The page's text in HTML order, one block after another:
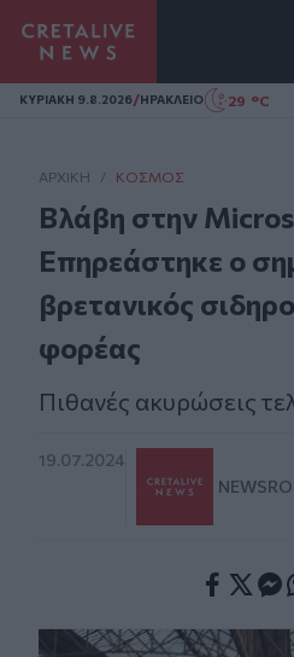
Homepage
ΚΥΡΙΑΚΗ 9.8.2026/ΗΡΑΚΛΕΙΟ 29 °C
ΑΡΧΙΚΗ / ΚΌΣΜΟΣ
Βλάβη στην
Επηρεάστηκε ο
βρετανικός
φορέας
Πιθανές ακυρώσεις
19.07.2024